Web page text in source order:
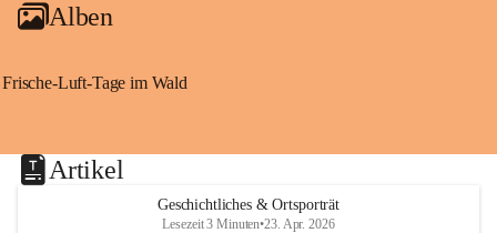
Alben
Frische-Luft-Tage im Wald
Artikel
Geschichtliches & Ortsporträt
Lesezeit 3 Minuten•23. Apr. 2026